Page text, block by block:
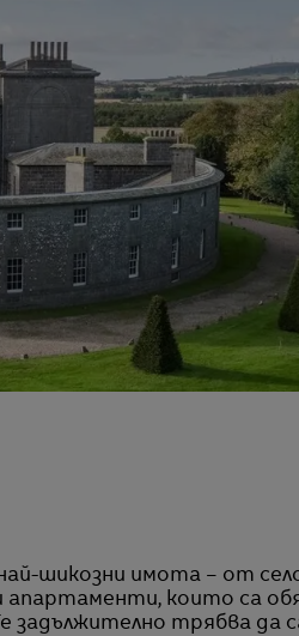
апартаменти, които са
задължително трябва да